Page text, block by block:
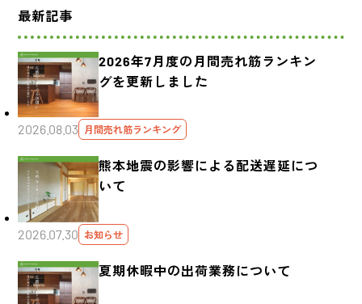
最新記事
2026年7月度の月間売れ筋ランキン
グを更新しました
2026.08.03 月間売れ筋ランキング
熊本地震の影響による配送遅延につ
いて
2026.07.30 お知らせ
夏期休暇中の出荷業務について